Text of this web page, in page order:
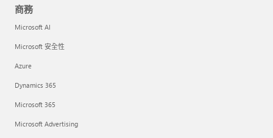
商務
Microsoft AI
Microsoft 安全性
Azure
Dynamics 365
Microsoft 365
Microsoft Advertising